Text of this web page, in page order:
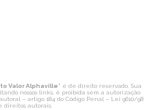
Valor Alphaville" é de direito reservado. Sua
nossos links, é proibida sem a autorização
– artigo 184 do Código Penal – Lei 9610/98
direitos autorais